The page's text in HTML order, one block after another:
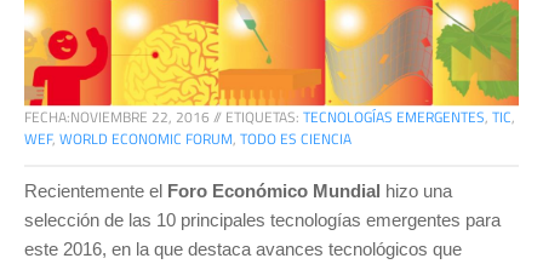
FECHA:NOVIEMBRE 22, 2016 // ETIQUETAS: TECNOLOGÍAS EMERGENTES, TIC,
WEF, WORLD ECONOMIC FORUM, TODO ES CIENCIA
Recientemente el Foro Económico Mundial hizo una
selección de las 10 principales tecnologías emergentes para
este 2016, en la que destaca avances tecnológicos que